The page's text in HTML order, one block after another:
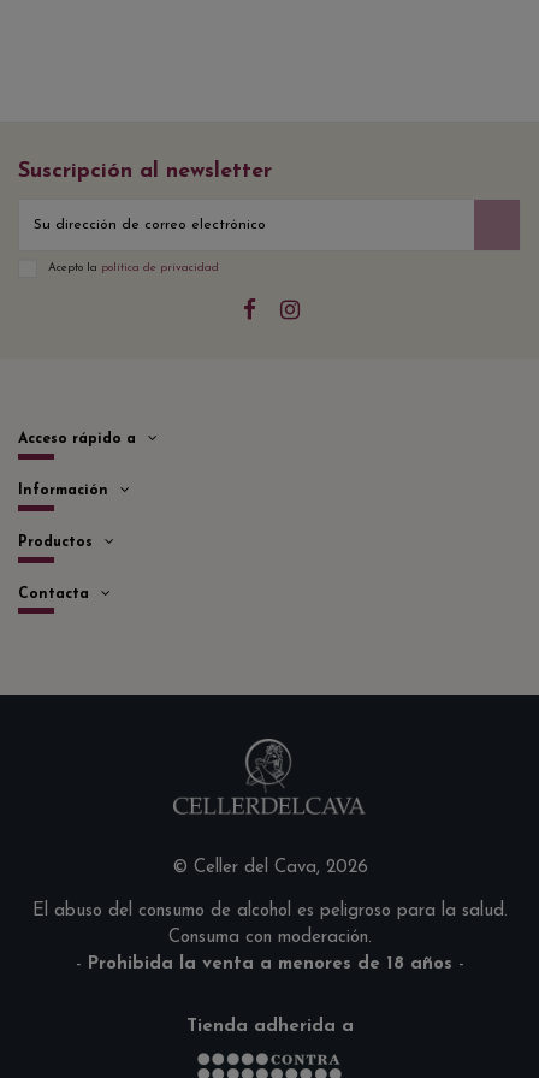
Suscripción al newsletter
Acepto la política de privacidad
Acceso rápido a
Información
Productos
Contacta
© Celler del Cava, 2026
El abuso del consumo de alcohol es peligroso para la salud.
Consuma con moderación.
- Prohibida la venta a menores de 18 años -
Tienda adherida a